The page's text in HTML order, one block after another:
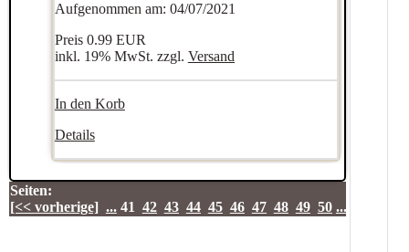
Aufgenommen am: 04/07/2021
Preis 0.99 EUR
inkl. 19% MwSt. zzgl. Versand
In den Korb
Details
Seiten:
[<< vorherige] ... 41 42 43 44 45 46 47 48 49 50 ...